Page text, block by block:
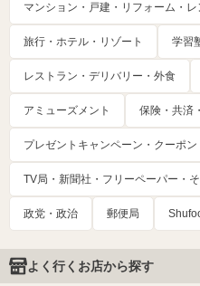
マンション・戸建・リフォーム・
旅行・ホテル・リゾート 学習
レストラン・デリバリー・外食
アミューズメント 保険・共済
プレゼントキャンペーン・クーポン
TV局・新聞社・フリーペーパー・
政党・政治 郵便局
よく行くお店から探す